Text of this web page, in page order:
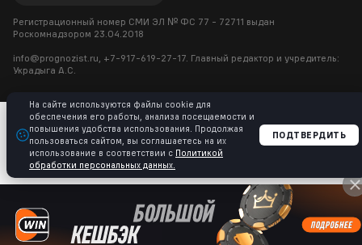
Регистрационный номер СМИ ЭЛ № ФС 77 - 72711 выдан
Роскомнадзором 23.04.2018
info@prognozist.ru, +7-917-619-27-17. Главный редактор и учредитель:
Украдыга А.С.
На сайте используются файлы cookie для
обеспечения его работы, анализа посещаемости и
повышения удобства использования. Продолжая
пользоваться сайтом, вы соглашаетесь на их
использование в соответствии с Политикой
обработки персональных данных.
ПОДТВЕРДИТЬ